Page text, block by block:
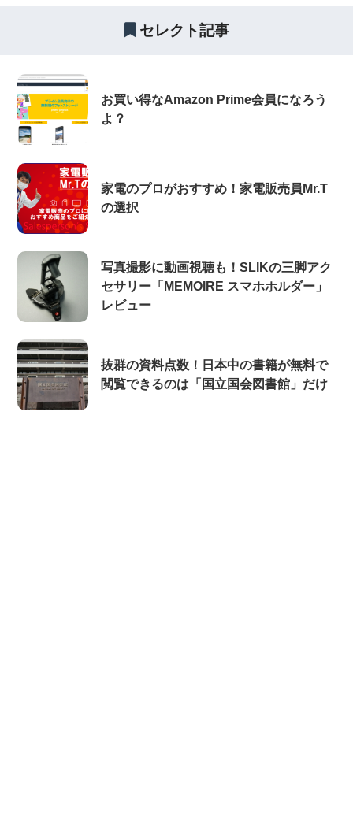
セレクト記事
お買い得なAmazon Prime会員になろう
よ？
家電のプロがおすすめ！家電販売員Mr.T
の選択
写真撮影に動画視聴も！SLIKの三脚アク
セサリー「MEMOIRE スマホホルダー」
レビュー
抜群の資料点数！日本中の書籍が無料で
閲覧できるのは「国立国会図書館」だけ